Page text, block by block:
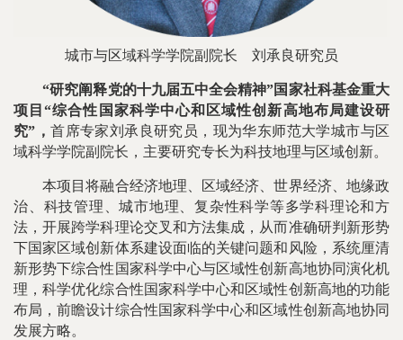
城市与区域科学学院副院长 刘承良研究员
“研究阐释党的十九届五中全会精神”国家社科基金重大
项目“综合性国家科学中心和区域性创新高地布局建设研
究”，首席专家刘承良研究员，现为华东师范大学城市与区
域科学学院副院长，主要研究专长为科技地理与区域创新。
本项目将融合经济地理、区域经济、世界经济、地缘政
治、科技管理、城市地理、复杂性科学等多学科理论和方
法，开展跨学科理论交叉和方法集成，从而准确研判新形势
下国家区域创新体系建设面临的关键问题和风险，系统厘清
新形势下综合性国家科学中心与区域性创新高地协同演化机
理，科学优化综合性国家科学中心和区域性创新高地的功能
布局，前瞻设计综合性国家科学中心和区域性创新高地协同
发展方略。